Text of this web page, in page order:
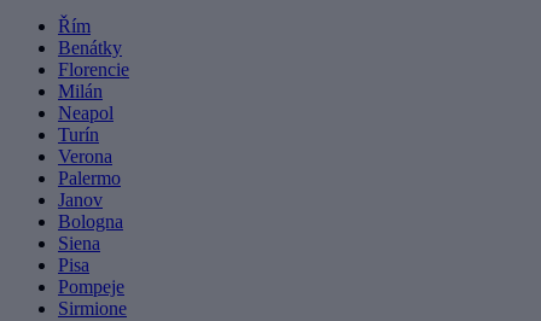
Řím
Benátky
Florencie
Milán
Neapol
Turín
Verona
Palermo
Janov
Bologna
Siena
Pisa
Pompeje
Sirmione